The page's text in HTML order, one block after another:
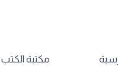
مكتبة الكتب Books